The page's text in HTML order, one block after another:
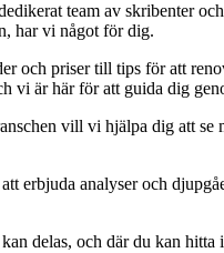
team av skribenter
har vi något för dig.
och priser till tips för att
vi är här för att guida dig
vill vi hjälpa dig att
erbjuda analyser och
delas, och där du kan